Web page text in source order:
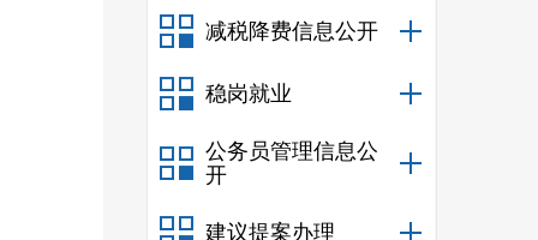
减税降费信息公开
稳岗就业
公务员管理信息公
开
建议提案办理